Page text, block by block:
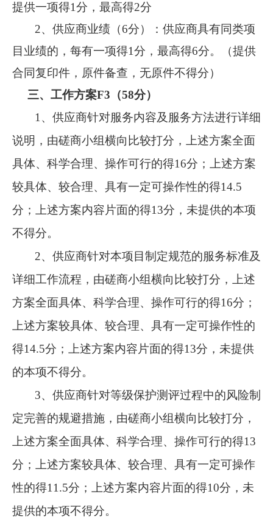
提供一项得1分，最高得2分
2、供应商业绩（6分）：供应商具有同类项
目 业绩的 ，每有一项得1分，最高得6分。（提供
合同复印件，原件备查，无原件不得分）
三、工作方案F3 （58分）
1、 供应商针对服务内容及服务方法进行详细
说明， 由磋商小组横向比较打分，上述方案全面
具体、科学合理、操作可行的得16分；上述方案
较具体、较合理、具有一定可操作性的得14.5
分；上述方案内容片面的得13分，未提供的本项
不得分。
2、 供应商针对本项目制定规范的服务标准及
详细工作流程， 由磋商小组横向比较打分，上述
方案全面具体、科学合理、操作可行的得16分；
上述方案较具体、较合理、具有一定可操作性的
得14.5分；上述方案内容片面的得13分，未提供
的本项不得分。
3、供应商针对等级保护测评过程中的风险制
定完善的规避措施，由磋商小组横向比较打分，
上述方案全面具体、科学合理、操作可行的得13
分；上述方案较具体、较合理、具有一定可操作
性的得11.5分；上述方案内容片面的得10分，未
提供的本项不得分。